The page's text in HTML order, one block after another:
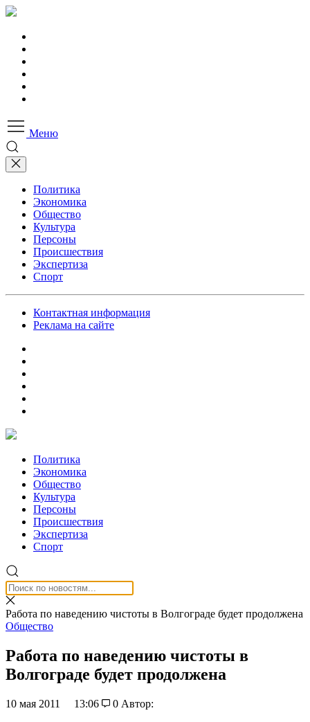
Меню
Политика
Экономика
Общество
Культура
Персоны
Происшествия
Экспертиза
Спорт
Контактная информация
Реклама на сайте
Политика
Экономика
Общество
Культура
Персоны
Происшествия
Экспертиза
Спорт
Работа по наведению чистоты в Волгограде будет продолжена
Общество
Работа по наведению чистоты в
Волгограде будет продолжена
10 мая 2011 13:06 0 Автор: